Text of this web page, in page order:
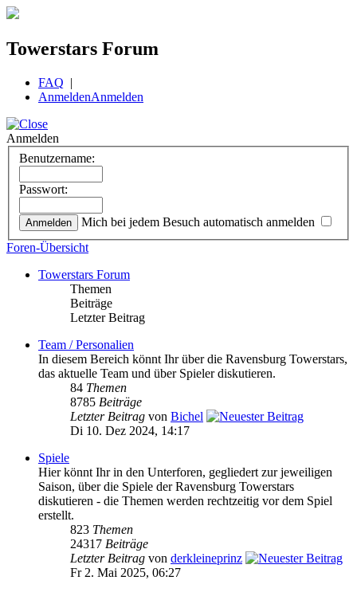
Towerstars Forum
FAQ |
AnmeldenAnmelden
Anmelden
Benutzername:
Passwort:
Mich bei jedem Besuch automatisch anmelden
Foren-Übersicht
Towerstars Forum
Themen
Beiträge
Letzter Beitrag
Team / Personalien
In diesem Bereich könnt Ihr über die Ravensburg Towerstars,
das aktuelle Team und über Spieler diskutieren.
84 Themen
8785 Beiträge
Letzter Beitrag von Bichel
Di 10. Dez 2024, 14:17
Spiele
Hier könnt Ihr in den Unterforen, gegliedert zur jeweiligen
Saison, über die Spiele der Ravensburg Towerstars
diskutieren - die Themen werden rechtzeitig vor dem Spiel
erstellt.
823 Themen
24317 Beiträge
Letzter Beitrag von derkleineprinz
Fr 2. Mai 2025, 06:27